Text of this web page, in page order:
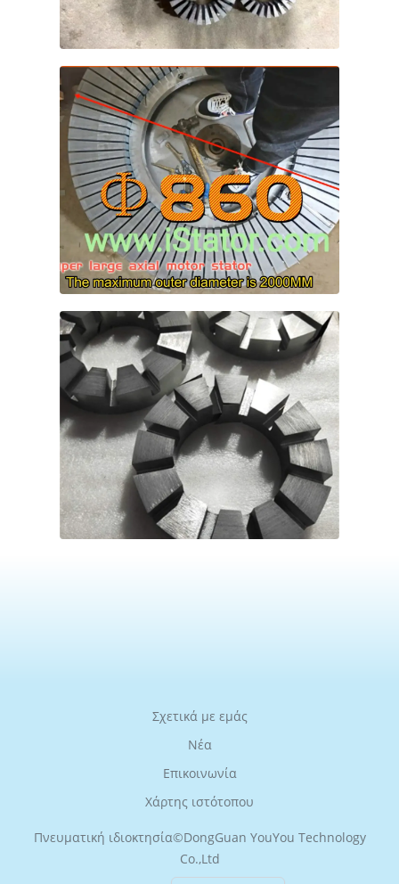
Σχετικά με εμάς
Νέα
Επικοινωνία
Χάρτης ιστότοπου
Πνευματική ιδιοκτησία©DongGuan YouYou Technology
Co.,Ltd